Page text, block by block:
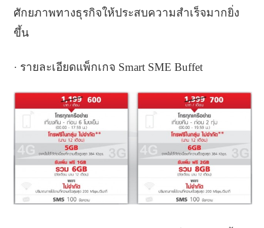
ศักยภาพทางธุรกิจให้ประสบความสำเร็จมากยิ่ง
ขึ้น
· รายละเอียดแพ็กเกจ Smart SME Buffet